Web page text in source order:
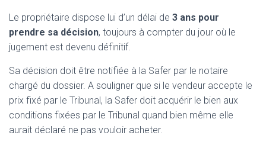
Le propriétaire dispose lui d’un délai de 3 ans pour
prendre sa décision, toujours à compter du jour où le
jugement est devenu définitif.
Sa décision doit être notifiée à la Safer par le notaire
chargé du dossier. A souligner que si le vendeur accepte le
prix fixé par le Tribunal, la Safer doit acquérir le bien aux
conditions fixées par le Tribunal quand bien même elle
aurait déclaré ne pas vouloir acheter.